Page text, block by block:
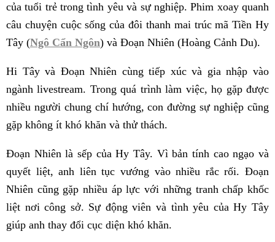
của tuổi trẻ trong tình yêu và sự nghiệp. Phim xoay quanh
câu chuyện cuộc sống của đôi thanh mai trúc mã Tiền Hy
Tây (Ngô Cẩn Ngôn) và Đoạn Nhiên (Hoàng Cảnh Du).
Hi Tây và Đoạn Nhiên cùng tiếp xúc và gia nhập vào
ngành livestream. Trong quá trình làm việc, họ gặp được
nhiều người chung chí hướng, con đường sự nghiệp cũng
gặp không ít khó khăn và thử thách.
Đoạn Nhiên là sếp của Hy Tây. Vì bản tính cao ngạo và
quyết liệt, anh liên tục vướng vào nhiều rắc rối. Đoạn
Nhiên cũng gặp nhiều áp lực với những tranh chấp khốc
liệt nơi công sở. Sự động viên và tình yêu của Hy Tây
giúp anh thay đổi cục diện khó khăn.